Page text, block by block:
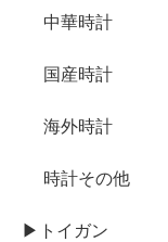
中華時計
国産時計
海外時計
時計その他
▶トイガン